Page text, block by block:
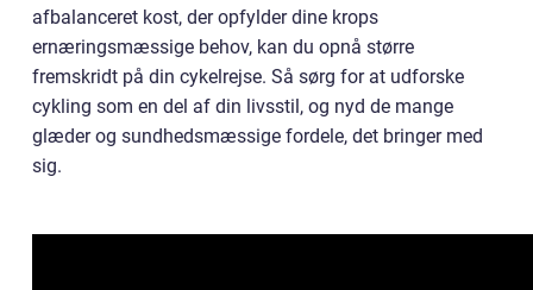
afbalanceret kost, der opfylder dine krops
ernæringsmæssige behov, kan du opnå større
fremskridt på din cykelrejse. Så sørg for at udforske
cykling som en del af din livsstil, og nyd de mange
glæder og sundhedsmæssige fordele, det bringer med
sig.